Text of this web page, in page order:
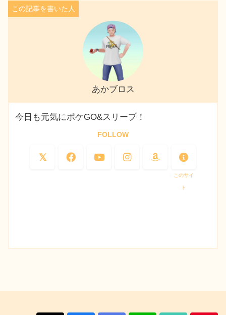
あかブロス
今日も元気にポケGO&スリープ！
FOLLOW
このサイ
ト